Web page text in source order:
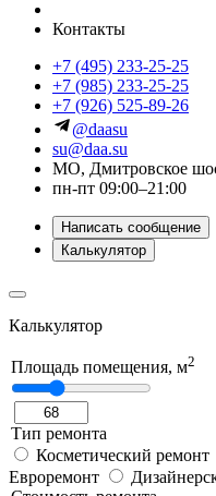
Контакты
+7 (495) 233-25-25
+7 (985) 233-25-25
+7 (926) 525-89-26
@daasu
su@daa.su
МО, Дмитровское
пн-пт 09:00–21:00
Написать сообщение
Калькулятор
Калькулятор
Площадь помещения, м2
Тип ремонта
Косметический ремонт
Евроремонт